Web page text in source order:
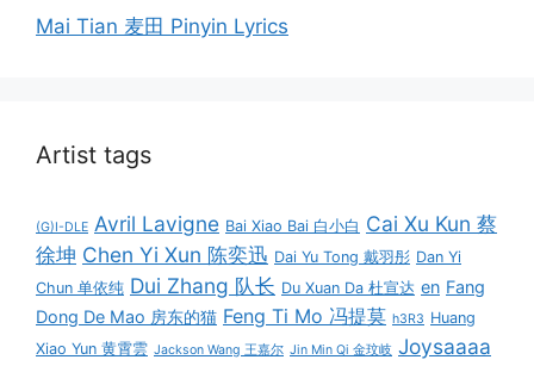
Mai Tian 麦田 Pinyin Lyrics
Artist tags
(G)I-DLE Avril Lavigne Bai Xiao Bai 白小白 Cai Xu Kun 蔡
徐坤 Chen Yi Xun 陈奕迅 Dai Yu Tong 戴羽彤 Dan Yi
Chun 单依纯 Dui Zhang 队长 Du Xuan Da 杜宣达 en Fang
Dong De Mao 房东的猫 Feng Ti Mo 冯提莫 h3R3 Huang
Xiao Yun 黄霄雲 Jackson Wang 王嘉尔 Jin Min Qi 金玟岐 Joysaaaa